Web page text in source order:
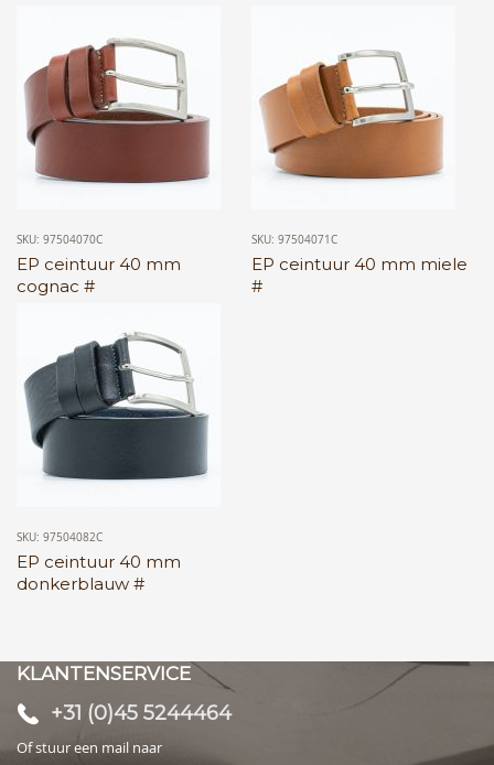
SKU: 97504070C
EP ceintuur 40 mm
cognac #
SKU: 97504071C
EP ceintuur 40 mm miele
#
SKU: 97504082C
EP ceintuur 40 mm
donkerblauw #
KLANTENSERVICE
+31 (0)45 5244464
Of stuur een mail naar